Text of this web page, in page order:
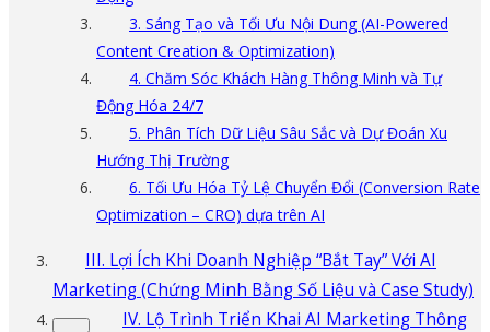
3. Sáng Tạo và Tối Ưu Nội Dung (AI-Powered
Content Creation & Optimization)
4. Chăm Sóc Khách Hàng Thông Minh và Tự
Động Hóa 24/7
5. Phân Tích Dữ Liệu Sâu Sắc và Dự Đoán Xu
Hướng Thị Trường
6. Tối Ưu Hóa Tỷ Lệ Chuyển Đổi (Conversion Rate
Optimization – CRO) dựa trên AI
III. Lợi Ích Khi Doanh Nghiệp “Bắt Tay” Với AI
Marketing (Chứng Minh Bằng Số Liệu và Case Study)
IV. Lộ Trình Triển Khai AI Marketing Thông